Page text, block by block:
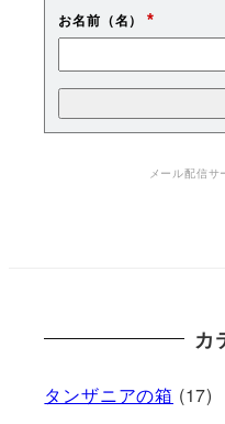
お名前（名） *
メール配信サ
カ
タンザニアの箱 (17)